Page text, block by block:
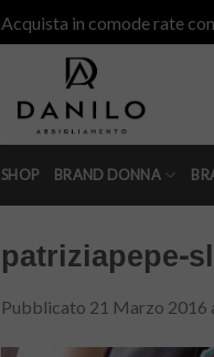
Acquista in comode rate
SHOP BRAND DONNA
patriziapepe-
Pubblicato 21 Marzo 2016